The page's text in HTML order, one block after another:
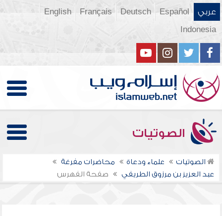
عربي Español
Deutsch
Français
English
Indonesia
الصوتيات
الصوتيات علماء ودعاة
محاضرات مفرغة
عبد العزيز بن مرزوق الطريفي
صفحة الفهرس